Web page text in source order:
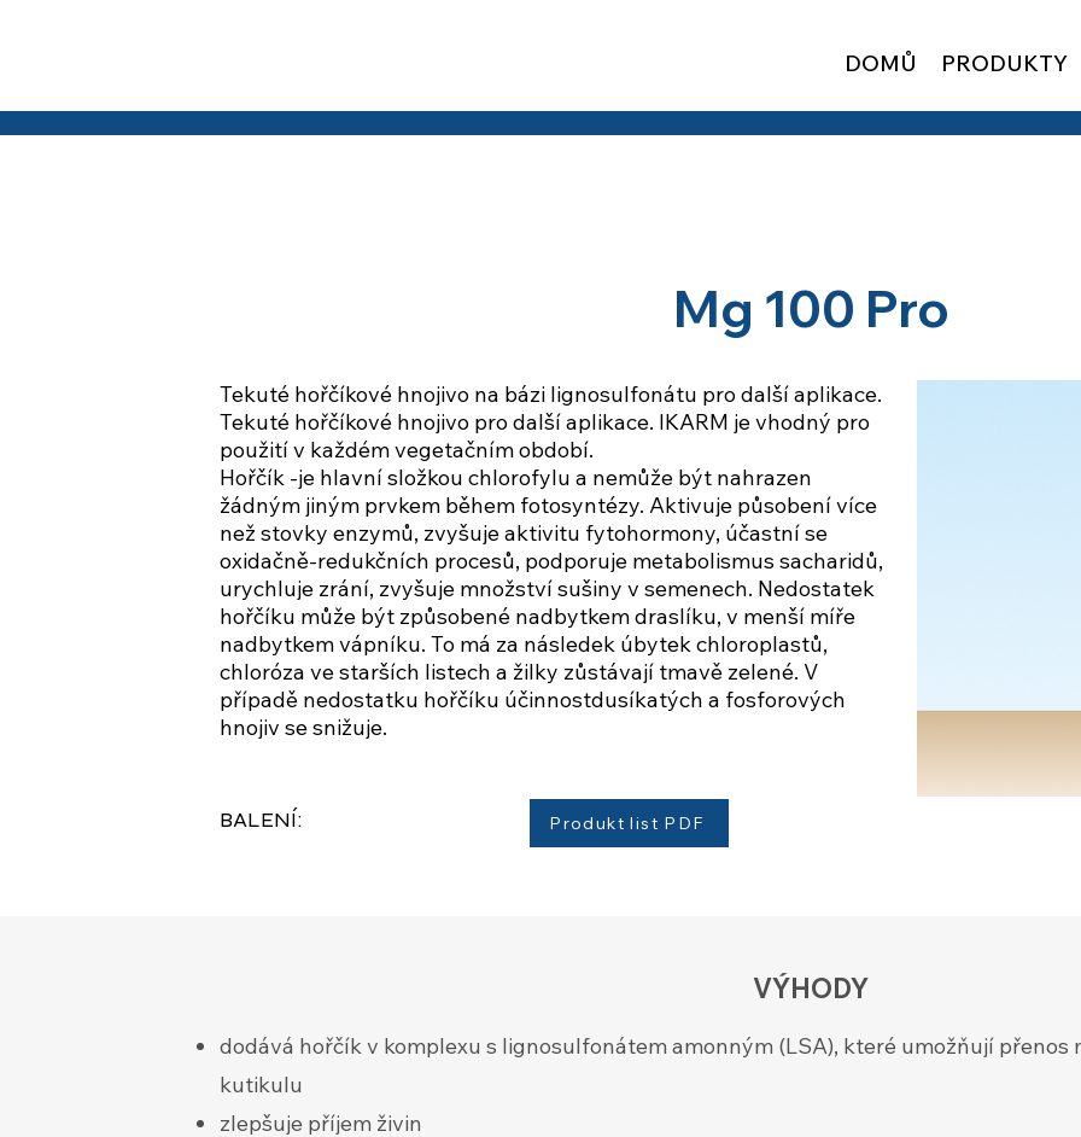
DOMŮ PRODUKTY
Mg 100 Pro
Tekuté hořčíkové hnojivo na bázi lignosulfonátu pro další aplikace.
Tekuté hořčíkové hnojivo pro další aplikace. IKARM je vhodný pro
použití v každém vegetačním období.
Hořčík -je hlavní složkou chlorofylu a nemůže být nahrazen
žádným jiným prvkem během fotosyntézy. Aktivuje působení více
než stovky enzymů, zvyšuje aktivitu fytohormony, účastní se
oxidačně-redukčních procesů, podporuje metabolismus sacharidů,
urychluje zrání, zvyšuje množství sušiny v semenech. Nedostatek
hořčíku může být způsobené nadbytkem draslíku, v menší míře
nadbytkem vápníku. To má za následek úbytek chloroplastů,
chloróza ve starších listech a žilky zůstávají tmavě zelené. V
případě nedostatku hořčíku účinnostdusíkatých a fosforových
hnojiv se snižuje.
BALENÍ: Produkt list PDF
​VÝHODY
dodává hořčík v komplexu s lignosulfonátem amonným (LSA), které umožňují přenos
kutikulu
zlepšuje příjem živin